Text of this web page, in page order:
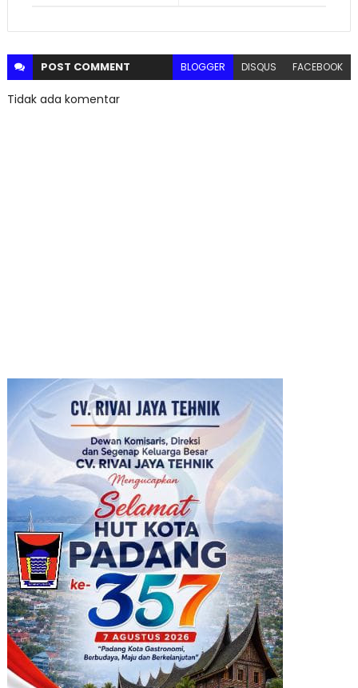
POST COMMENT BLOGGER DISQUS FACEBOOK
Tidak ada komentar